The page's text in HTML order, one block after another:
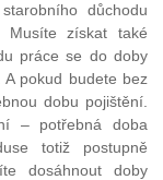
důchodu
Musíte získat také
práce se do doby
pokud budete bez
dobu pojištění.
– potřebná doba
totiž postupně
dosáhnout doby